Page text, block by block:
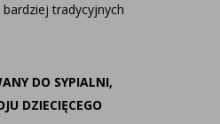
tradycyjnych
DO SYPIALNI,
DZIECIĘCEGO